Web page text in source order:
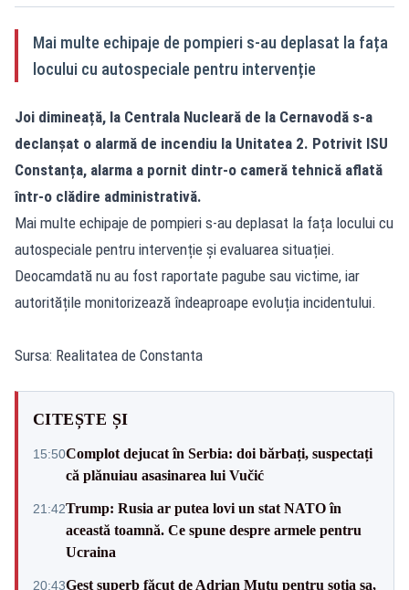
Mai multe echipaje de pompieri s-au deplasat la fața
locului cu autospeciale pentru intervenție
Joi dimineață, la Centrala Nucleară de la Cernavodă s-a
declanșat o alarmă de incendiu la Unitatea 2. Potrivit ISU
Constanța, alarma a pornit dintr-o cameră tehnică aflată
într-o clădire administrativă.
Mai multe echipaje de pompieri s-au deplasat la fața locului cu
autospeciale pentru intervenție și evaluarea situației.
Deocamdată nu au fost raportate pagube sau victime, iar
autoritățile monitorizează îndeaproape evoluția incidentului.
Sursa: Realitatea de Constanta
CITEȘTE ȘI
15:50Complot dejucat în Serbia: doi bărbați, suspectați
că plănuiau asasinarea lui Vučić
21:42Trump: Rusia ar putea lovi un stat NATO în
această toamnă. Ce spune despre armele pentru
Ucraina
20:43Gest superb făcut de Adrian Mutu pentru soția sa,